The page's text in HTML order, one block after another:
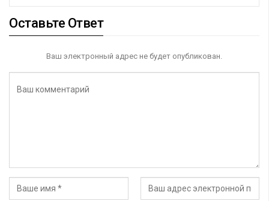
Оставьте Ответ
Ваш электронный адрес не будет опубликован.